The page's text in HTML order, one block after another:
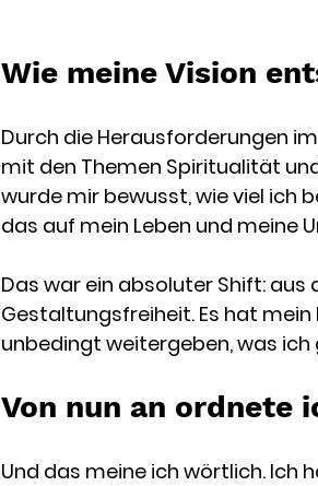
Wie meine Vision
Durch die Herausforderungen
mit den Themen Spiritualität
wurde mir bewusst, wie viel ich
das auf mein Leben und meine
Das war ein absoluter Shift:
Gestaltungsfreiheit. Es hat
unbedingt weitergeben, was ich
Von nun an ordnete
Und das meine ich wörtlich. Ich